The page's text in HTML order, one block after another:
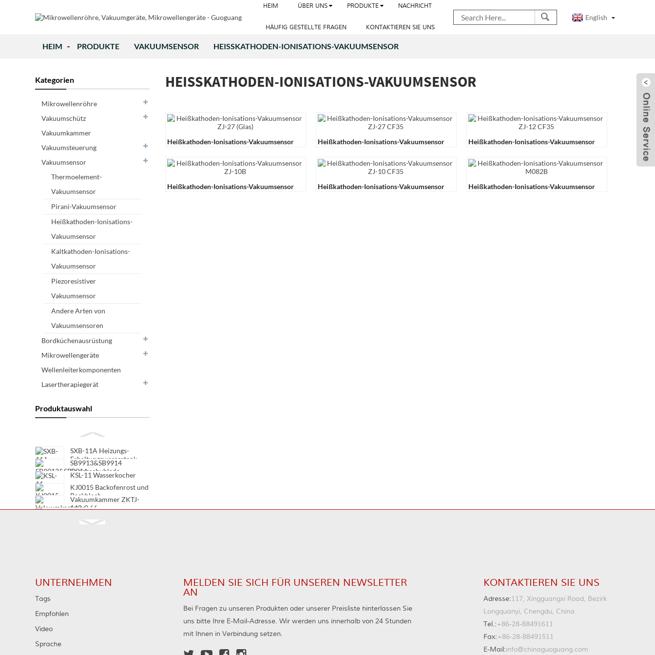
HEIM ÜBER UNS PRODUKTE NACHRICHT
HÄUFIG GESTELLTE FRAGEN KONTAKTIEREN SIE UNS
English
HEIM PRODUKTE VAKUUMSENSOR HEISSKATHODEN-IONISATIONS-VAKUUMSENSOR
Kategorien
Mikrowellenröhre
Vakuumschütz
Vakuumkammer
Vakuumsteuerung
Vakuumsensor
Thermoelement-
Vakuumsensor
Pirani-Vakuumsensor
Heißkathoden-Ionisations-
Vakuumsensor
Kaltkathoden-Ionisations-
Vakuumsensor
Piezoresistiver
Vakuumsensor
Andere Arten von
Vakuumsensoren
Bordküchenausrüstung
Mikrowellengeräte
Wellenleiterkomponenten
Lasertherapiegerät
Produktauswahl
SXB-11A Heizungs-
Erhaltungswassertank
SB9913&SB9914
Speiseschublade
KSL-11 Wasserkocher
KJ0015 Backofenrost und
Backblech
Vakuumkammer ZKTJ-
140-0.66
Vakuumkammer TJC20-
12/630
Vakuumkammer TJC20-
HEISSKATHODEN-IONISATIONS-VAKUUMSENSOR
Heißkathoden-Ionisations-Vakuumsensor
Heißkathoden-Ionisations-Vakuumsensor
Heißkathoden-Ionisations-Vakuumsensor
Heißkathoden-Ionisations-Vakuumsensor
Heißkathoden-Ionisations-Vakuumsensor
Heißkathoden-Ionisations-Vakuumsensor
UNTERNEHMEN
Tags
Empfohlen
Video
Sprache
MELDEN SIE SICH FÜR UNSEREN NEWSLETTER
AN
Bei Fragen zu unseren Produkten oder unserer Preisliste hinterlassen Sie
uns bitte Ihre E-Mail-Adresse. Wir werden uns innerhalb von 24 Stunden
mit Ihnen in Verbindung setzen.
KONTAKTIEREN SIE UNS
Adresse:117, Xingguangxi Road, Bezirk
Longquanyi, Chengdu, China
Tel.:+86-28-88491611
Fax:+86-28-88491511
E-Mail:info@chinaguoguang.com